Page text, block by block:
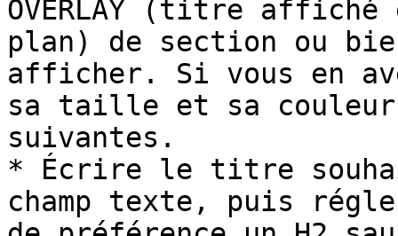
OVERLAY (titre
plan) de section ou
afficher. Si vous en
sa taille et sa
suivantes.
* Écrire le titre
champ texte, puis